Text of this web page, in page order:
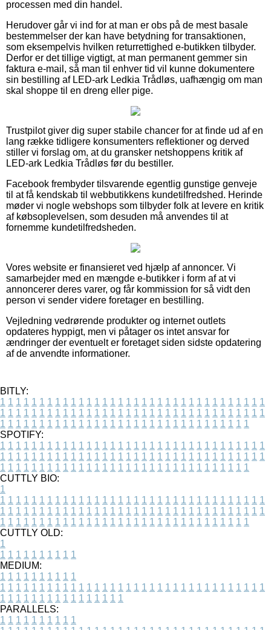
processen med din handel.
Herudover går vi ind for at man er obs på de mest basale
bestemmelser der kan have betydning for transaktionen,
som eksempelvis hvilken returrettighed e-butikken tilbyder.
Derfor er det tillige vigtigt, at man permanent gemmer sin
faktura e-mail, så man til enhver tid vil kunne dokumentere
sin bestilling af LED-ark Ledkia Trådløs, uafhængig om man
skal shoppe til en dreng eller pige.
Trustpilot giver dig super stabile chancer for at finde ud af en
lang række tidligere konsumenters reflektioner og derved
stiller vi forslag om, at du gransker netshoppens kritik af
LED-ark Ledkia Trådløs før du bestiller.
Facebook frembyder tilsvarende egentlig gunstige genveje
til at få kendskab til webbutikkens kundetilfredshed. Herinde
møder vi nogle webshops som tilbyder folk at levere en kritik
af købsoplevelsen, som desuden må anvendes til at
fornemme kundetilfredsheden.
Vores website er finansieret ved hjælp af annoncer. Vi
samarbejder med en mængde e-butikker i form af at vi
annoncerer deres varer, og får kommission for så vidt den
person vi sender videre foretager en bestilling.
Vejledning vedrørende produkter og internet outlets
opdateres hyppigt, men vi påtager os intet ansvar for
ændringer der eventuelt er foretaget siden sidste opdatering
af de anvendte informationer.
BITLY:
1 1 1 1 1 1 1 1 1 1 1 1 1 1 1 1 1 1 1 1 1 1 1 1 1 1 1 1 1 1 1 1 1 1
1 1 1 1 1 1 1 1 1 1 1 1 1 1 1 1 1 1 1 1 1 1 1 1 1 1 1 1 1 1 1 1 1 1
1 1 1 1 1 1 1 1 1 1 1 1 1 1 1 1 1 1 1 1 1 1 1 1 1 1 1 1 1 1 1 1
SPOTIFY:
1 1 1 1 1 1 1 1 1 1 1 1 1 1 1 1 1 1 1 1 1 1 1 1 1 1 1 1 1 1 1 1 1 1
1 1 1 1 1 1 1 1 1 1 1 1 1 1 1 1 1 1 1 1 1 1 1 1 1 1 1 1 1 1 1 1 1 1
1 1 1 1 1 1 1 1 1 1 1 1 1 1 1 1 1 1 1 1 1 1 1 1 1 1 1 1 1 1 1 1
CUTTLY BIO:
1
1 1 1 1 1 1 1 1 1 1 1 1 1 1 1 1 1 1 1 1 1 1 1 1 1 1 1 1 1 1 1 1 1 1
1 1 1 1 1 1 1 1 1 1 1 1 1 1 1 1 1 1 1 1 1 1 1 1 1 1 1 1 1 1 1 1 1 1
1 1 1 1 1 1 1 1 1 1 1 1 1 1 1 1 1 1 1 1 1 1 1 1 1 1 1 1 1 1 1 1
CUTTLY OLD:
1
1 1 1 1 1 1 1 1 1 1
MEDIUM:
1 1 1 1 1 1 1 1 1 1
1 1 1 1 1 1 1 1 1 1 1 1 1 1 1 1 1 1 1 1 1 1 1 1 1 1 1 1 1 1 1 1 1 1
1 1 1 1 1 1 1 1 1 1 1 1 1 1 1 1
PARALLELS:
1 1 1 1 1 1 1 1 1 1